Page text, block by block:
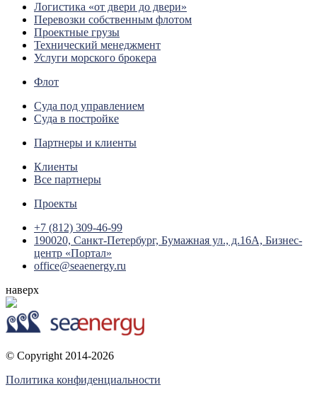
Логистика «от двери до двери»
Перевозки собственным флотом
Проектные грузы
Технический менеджмент
Услуги морского брокера
Флот
Суда под управлением
Суда в постройке
Партнеры и клиенты
Клиенты
Все партнеры
Проекты
+7 (812) 309-46-99
190020, Санкт-Петербург, Бумажная ул., д.16А, Бизнес-
центр «Портал»
office@seaenergy.ru
наверх
© Copyright 2014-2026
Политика конфиденциальности